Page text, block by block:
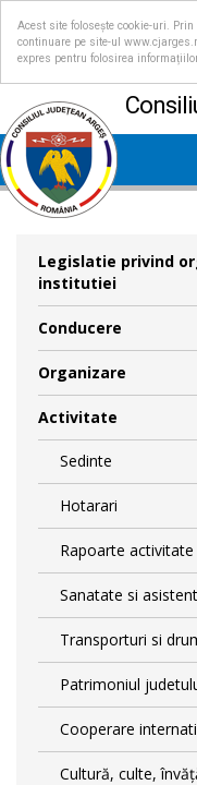
Acest site folosește cookie-uri.
continuare pe site-ul
expres pentru folosirea
Legislatie privind
institutiei
Conducere
Organizare
Activitate
Sedinte
Hotarari
Rapoarte
Sanatate si
Transporturi si
Patrimoniul
Cooperare
Cultură, culte,